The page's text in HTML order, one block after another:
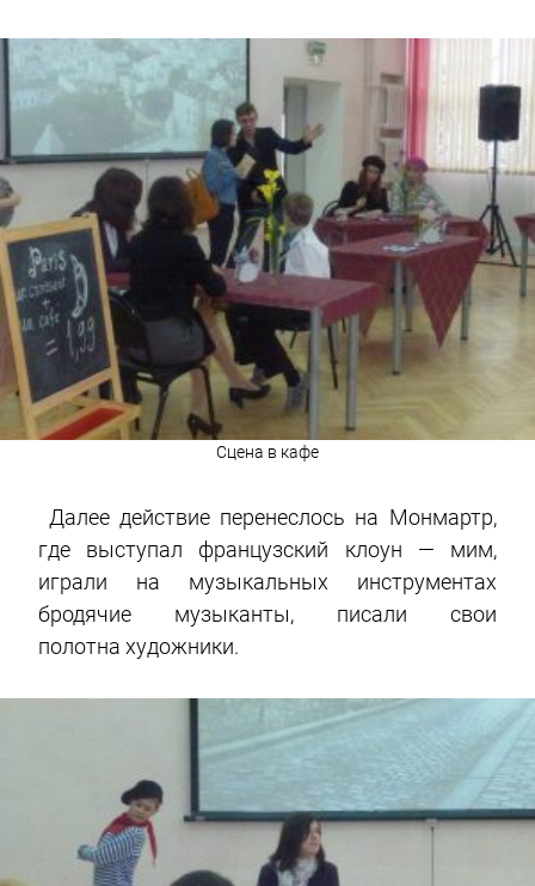
Сцена в кафе
Далее действие перенеслось на Монмартр,
где выступал французский клоун — мим,
играли на музыкальных инструментах
бродячие музыканты, писали свои
полотна художники.